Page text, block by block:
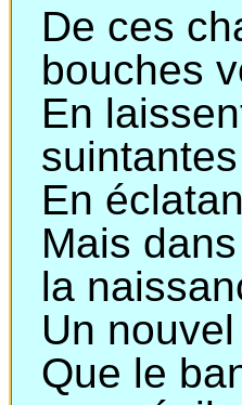
De ces
bouches
En
En
Mais
la
Un
Que le